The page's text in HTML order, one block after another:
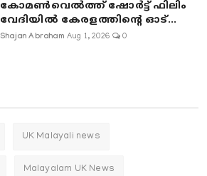
കോമൺവെൽത്ത് ഷോർട്ട് ഫിലിം
വേദിയിൽ കേരളത്തിന്റെ ഓട്...
Shajan Abraham Aug 1, 2026 0
UK Malayali news
Malayalam UK News